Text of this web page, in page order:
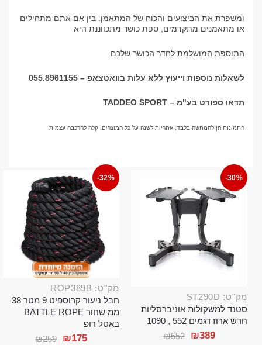
ומשפרת את הביצועים והכוח של המתאמן. בין אם אתם מתחילים
או מתאמנים מתקדמים, ספת כושר מתכווננת היא
התוספת המושלמת לחדר הכושר שלכם.
לשאלות נוספות וייעוץ ללא עלות בוואטצאפ – 055.8961155
תדאו ספורט בע"מ – TADDEO SPORT
התמונות הן להמחשה בלבד, אחריות לשנה על כל המוצרים. קלה להרכבה עצמית
-30%
מק"ט: ST290D
סטנד למשקולות אוניברסליות
חדש ארוז דגמים 552 , 1090
₪552 ₪389
-32%
מק"ט: ROP389B
חבל ניעור קרוספיט 9 מטר 38
ממ שחור BATTLE ROPE
באטל רופ
₪259 ₪175